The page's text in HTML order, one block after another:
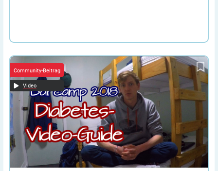
Diabetes-Video-Guide:
die Planung
Community-Beitrag
Video